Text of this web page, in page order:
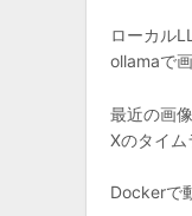
ローカル
ollamaで
最近の画
Xのタイム
Dockerで